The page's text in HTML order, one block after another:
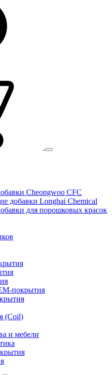
Cheongwoo СFC
добавки Longhai Chemical
для порошковых красок
покрытия
(Coil)
и мебели